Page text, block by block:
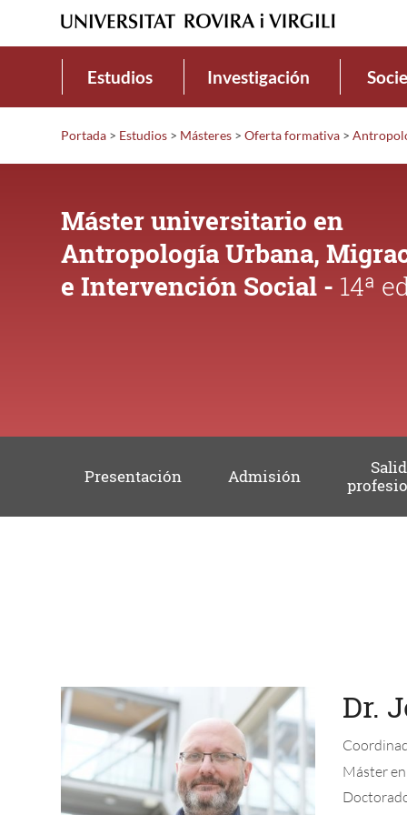
Estudios Investigación
Portada > Estudios > Másteres > Oferta formativa >
Máster universitario en
Antropología Urbana,
e Intervención Social - 14ª
Presentación Admisión
Dr.
Máster